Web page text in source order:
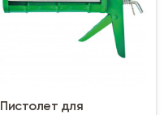
Пистолет для